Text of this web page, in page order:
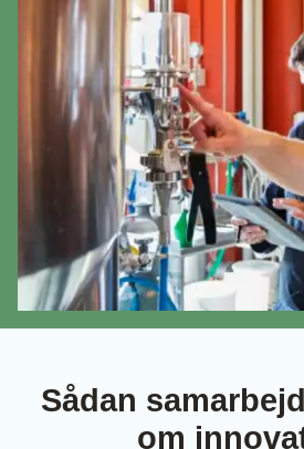
Sådan
om